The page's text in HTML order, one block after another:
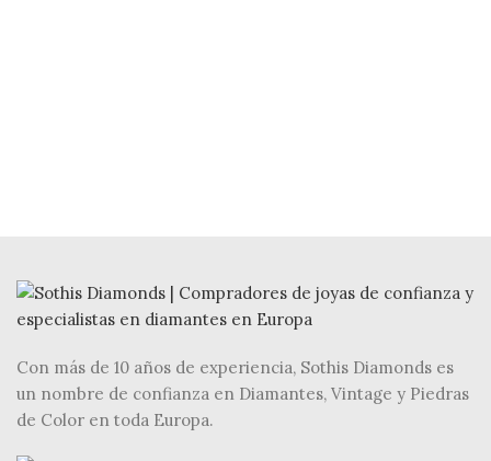
Con más de 10 años de experiencia, Sothis Diamonds es
un nombre de confianza en Diamantes, Vintage y Piedras
de Color en toda Europa.